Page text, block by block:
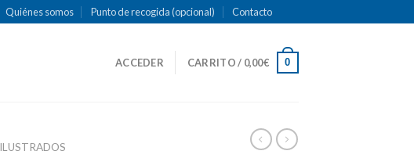
Quiénes somos Punto de recogida (opcional) Contacto
ACCEDER CARRITO / 0,00€ 0
ILUSTRADOS